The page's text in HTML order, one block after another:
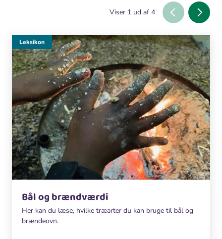
Viser 1 ud af 4
Bål og brændværdi
Her kan du læse, hvilke træarter du kan bruge til bål og
brændeovn.
Leksikon